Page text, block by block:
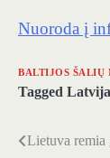
Nuoroda į
BALTIJOS ŠALIŲ
Tagged Latvija
Lietuva remia